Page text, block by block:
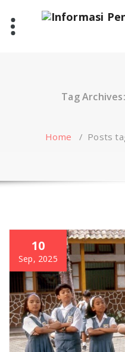
content
Tag
Home / Posts
10
Sep, 2025